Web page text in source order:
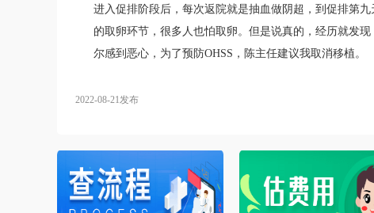
进入促排阶段后，每次返院就是抽血做阴超，到促排第
的取卵环节，很多人也怕取卵。但是说真的，经历就发
尔感到恶心，为了预防OHSS，陈主任建议我取消移植。
2022-08-21发布